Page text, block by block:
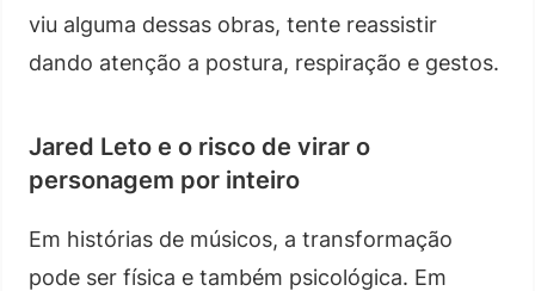
viu alguma dessas obras, tente reassistir
dando atenção a postura, respiração e gestos.
Jared Leto e o risco de virar o
personagem por inteiro
Em histórias de músicos, a transformação
pode ser física e também psicológica. Em